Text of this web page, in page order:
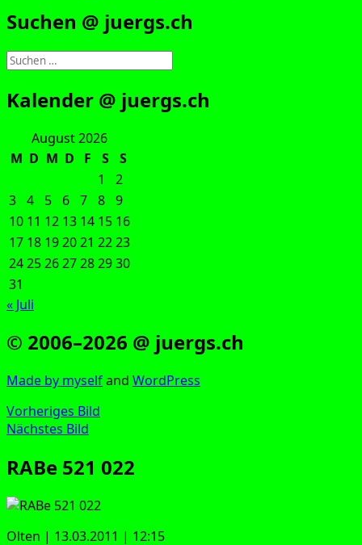
Suchen @ juergs.ch
Suchen
nach:
Kalender @ juergs.ch
August 2026
M D M D F S
S
1
2
3 4 5 6 7 8 9
10 11 12 13 14 15 16
17 18 192021 2223
24252627282930
31
« Juli
© 2006–2026 @ juergs.ch
Made by mys­elfand Word­Press
Vorheriges Bild
Nächstes Bild
RABe 521 022
Olten | 13.03.2011 | 12:15